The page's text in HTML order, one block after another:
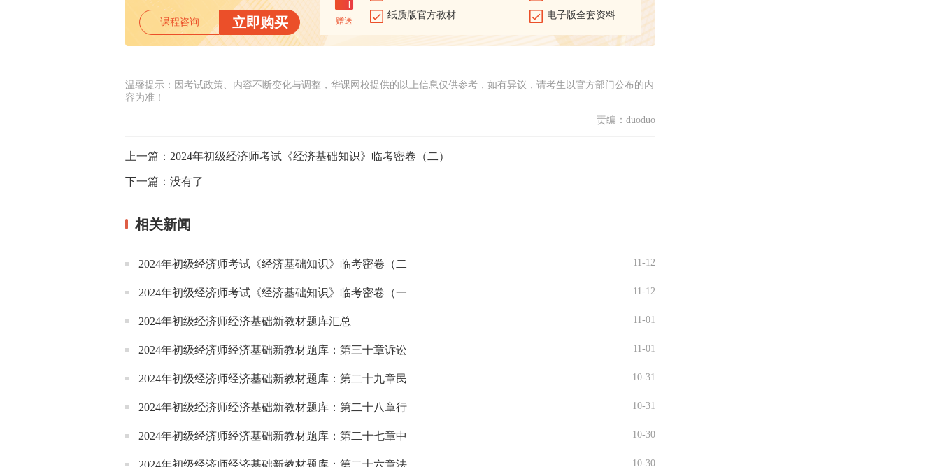
课程咨询 立即购买 赠送
纸质版官方教材 电子版全套资料
温馨提示：因考试政策、内容不断变化与调整，华课网校提供的以上信息仅供参考，如有异议，请考生以官方部门公布的内
容为准！
责编：duoduo
上一篇： 2024年初级经济师考试《经济基础知识》临考密卷（二）
下一篇： 没有了
相关新闻
2024年初级经济师考试《经济基础知识》临考密卷（二 11-12
2024年初级经济师考试《经济基础知识》临考密卷（一 11-12
2024年初级经济师经济基础新教材题库汇总 11-01
2024年初级经济师经济基础新教材题库：第三十章诉讼 11-01
2024年初级经济师经济基础新教材题库：第二十九章民 10-31
2024年初级经济师经济基础新教材题库：第二十八章行 10-31
2024年初级经济师经济基础新教材题库：第二十七章中 10-30
2024年初级经济师经济基础新教材题库：第二十六章法 10-30